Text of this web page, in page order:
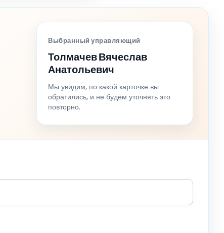
Выбранный управляющий
Толмачев Вячеслав
Анатольевич
Мы увидим, по какой карточке вы
обратились, и не будем уточнять это
повторно.